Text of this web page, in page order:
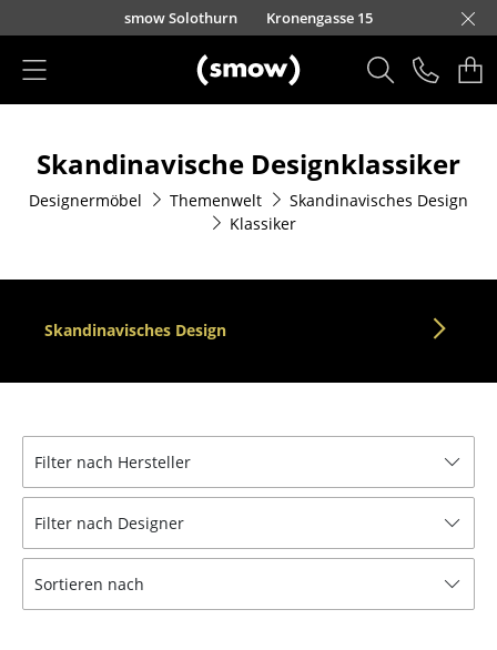
Direkt zum Inhaltsmow Solothurn Kronengasse 15
Sitzmöbel
Esszimmerstühle
Freischwinger
Barhocker
Hocker
Sitzsäcke
Skandinavische Designklassiker
Designermöbel Themenwelt
Skandinavisches Design
Klassiker
Skandinavisches Design
Filter nach Hersteller
Filter nach Designer
Sortieren nach